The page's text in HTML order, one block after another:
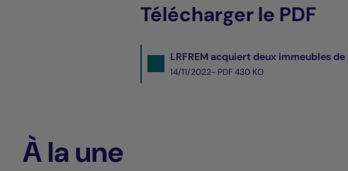
Télécharger le PDF
LRFREM acquiert deux immeubles
14/11/2022- PDF430 KO
À la une